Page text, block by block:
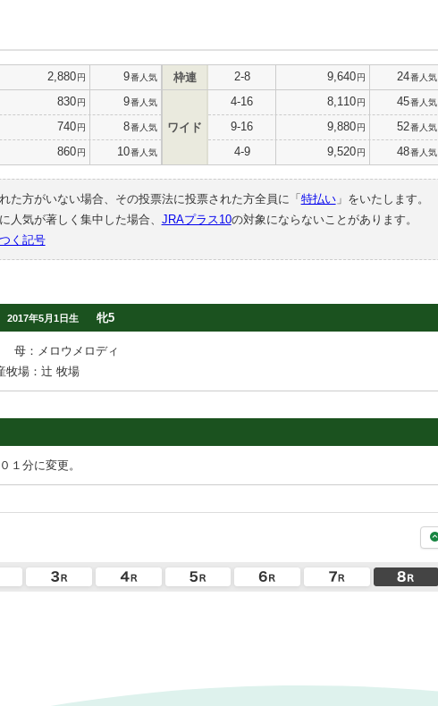
2,880円 9番人気
830円 9番人気
740円 8番人気
860円 10番人気
枠連 2-8 9,640円 24番人気
ワイド
4-16 8,110円 45番人気
9-16 9,880円 52番人気
4-9 9,520円 48番人気
た方がいない場合、その投票法に投票された方全員に「 特払い」をいたします。
人気が著しく集中した場合、 JRAプラス10の対象にならないことがあります。
く記号
2017年5月1日生 牝5
母：メロウメロディ
牧場：辻 牧場
１分に変更。